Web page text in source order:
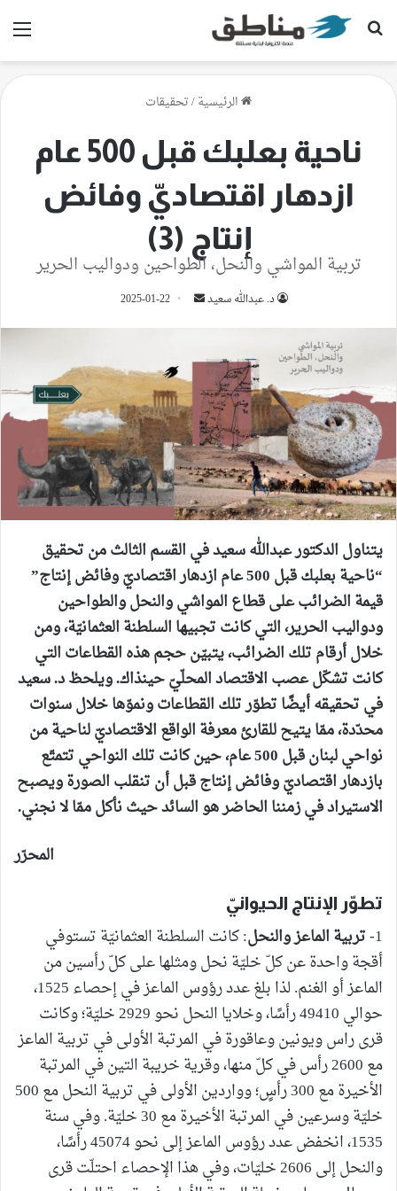
بحث عن
الرئيسية/تحقيقات
ناحية بعلبك قبل 500 عام
ازدهار اقتصاديّ وفائض
إنتاج (3)
تربية المواشي والنحل، الطواحين ودواليب الحرير
د. عبدالله سعيد
أرسل 2025-01-22
يتناول الدكتور عبدالله سعيد في القسم الثالث من تحقيق
“ناحية بعلبك قبل 500 عام ازدهار اقتصاديّ وفائض إنتاج”
قيمة الضرائب على قطاع المواشي والنحل والطواحين
ودواليب الحرير، التي كانت تجبيها السلطنة العثمانيّة، ومن
خلال أرقام تلك الضرائب، يتبيّن حجم هذه القطاعات التي
كانت تشكّل عصب الاقتصاد المحلّيّ حينذاك. ويلحظ د. سعيد
في تحقيقه أيضًا تطوّر تلك القطاعات ونموّها خلال سنوات
محدّدة، ممّا يتيح للقارئ معرفة الواقع الاقتصاديّ لناحية من
نواحي لبنان قبل 500 عام، حين كانت تلك النواحي تتمتّع
بازدهار اقتصاديّ وفائض إنتاج قبل أن تنقلب الصورة ويصبح
الاستيراد في زمننا الحاضر هو السائد حيث نأكل ممّا لا نجني.
المحرّر
تطوّر الإنتاج الحيوانيّ
1- تربية الماعز والنحل: كانت السلطنة العثمانيّة تستوفي
أقجة واحدة عن كلّ خليّة نحل ومثلها على كلّ رأسين من
الماعز أو الغنم. لذا بلغ عدد رؤوس الماعز في إحصاء 1525،
حوالي 49410 رأسًا، وخلايا النحل نحو 2929 خليّة؛ وكانت
قرى راس ويونين وعاقورة في المرتبة الأولى في تربية الماعز
مع 2600 رأس في كلّ منها، وقرية خريبة التين في المرتبة
الأخيرة مع 300 رأسٍ؛ وواردين الأولى في تربية النحل مع 500
خليّة وسرعين في المرتبة الأخيرة مع 30 خليّة. وفي سنة
1535، انخفض عدد رؤوس الماعز إلى نحو 45074 رأسًا،
والنحل إلى 2606 خليّات، وفي هذا الإحصاء احتلّت قرى